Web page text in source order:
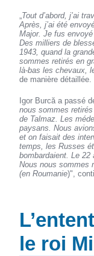
„Tout d’abord, j’ai
Après, j’ai été
Major. Je fus
Des milliers de
1943, quand la
sommes retirés en
là-bas les chevaux,
de manière détaillée.
Igor Burcă a passé
nous sommes
de Talmaz. Les
paysans. Nous
et on faisait des
temps, les Russes
bombardaient. Le 22
Nous nous sommes
(en Roumanie)",
le roi